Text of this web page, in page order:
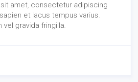
sit amet, consectetur adipiscing
et lacus tempus varius.
vel gravida fringilla.